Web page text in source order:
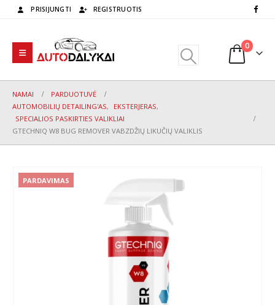
PRISIJUNGTI REGISTRUOTIS
0
NAMAI
PARDUOTUVĖ
AUTOMOBILIŲ DETAILING'AS, EKSTERJERAS,
SPECIALIOS PASKIRTIES VALIKLIAI
GTECHNIQ W8 BUG REMOVER VABZDŽIŲ LIKUČIŲ VALIKLIS
PARDAVIMAS